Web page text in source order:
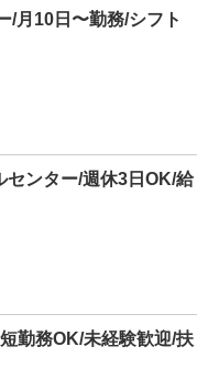
/月10日〜勤務/シフト
センター/週休3日OK/給
勤務OK/未経験歓迎/扶